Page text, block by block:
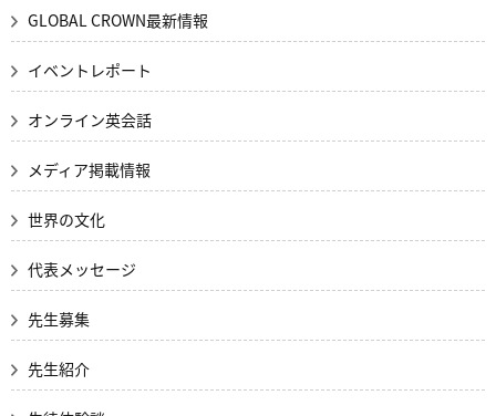
GLOBAL CROWN最新情報
イベントレポート
オンライン英会話
メディア掲載情報
世界の文化
代表メッセージ
先生募集
先生紹介